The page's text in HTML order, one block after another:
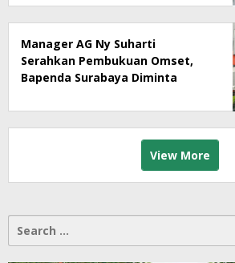
Pajak
Manager AG Ny Suharti
Serahkan Pembukuan Omset,
Bapenda Surabaya Diminta
View More
for: